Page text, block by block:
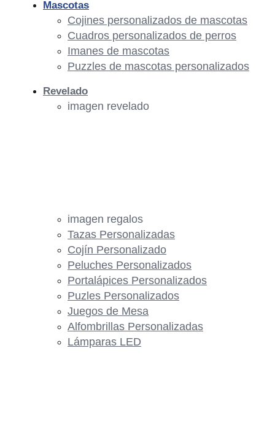
imagen regalos
Tazas Personalizadas
Cojín Personalizado
Peluches Personalizados
Portalápices Personalizados
Puzles Personalizados
Juegos de Mesa
Alfombrillas Personalizadas
Lámparas LED
Mascotas
Cojines personalizados de mascotas
Cuadros personalizados de perros
Imanes de mascotas
Puzzles de mascotas personalizados
Revelado
imagen revelado